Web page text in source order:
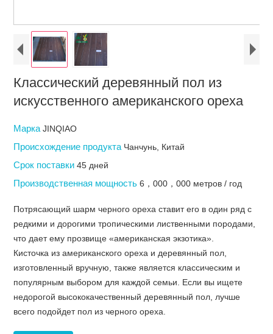
Классический деревянный пол из
искусственного американского ореха
МаркаJINQIAO
Происхождение продукта Чанчунь, Китай
Срок поставки45 дней
Производственная мощность6，000，000 метров / год
Потрясающий шарм черного ореха ставит его в один ряд с
редкими и дорогими тропическими лиственными породами,
что дает ему прозвище «американская экзотика».
Кисточка из американского ореха и деревянный пол,
изготовленный вручную, также является классическим и
популярным выбором для каждой семьи. Если вы ищете
недорогой высококачественный деревянный пол, лучше
всего подойдет пол из черного ореха.